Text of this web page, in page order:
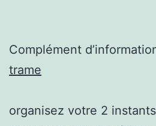
Complément
trame
organisez votre 2